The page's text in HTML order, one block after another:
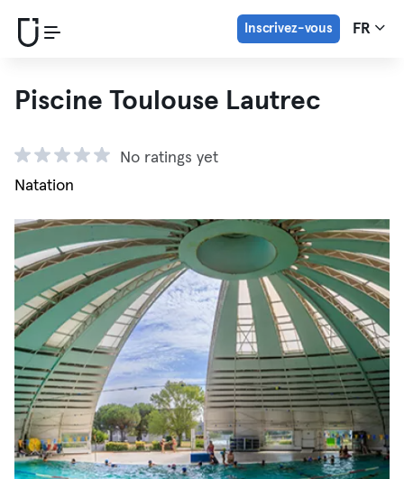
Inscrivez-vous FR
Piscine Toulouse Lautrec
No ratings yet
Natation